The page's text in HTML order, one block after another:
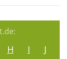
H I
J